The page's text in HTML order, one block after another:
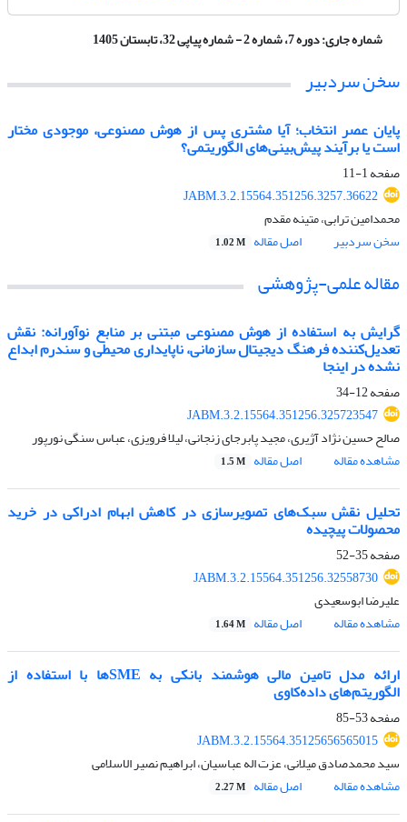
شماره جاری:دوره 7، شماره 2 - شماره پیاپی 32، تابستان 1405
سخن سردبیر
پایان عصر انتخاب؛ آیا مشتری پس از هوش مصنوعی، موجودی مختار
است یا برآیند پیش‌بینی‌های الگوریتمی؟
صفحه1-11
JABM.3.2.15564.351256.3257.36622
محمدامین ترابی، متینه مقدم
سخن سردبیر
اصل مقاله 1.02 M
مقاله علمی-پژوهشی
گرایش به استفاده از هوش مصنوعی مبتنی بر منابع نوآورانه: نقش
تعدیل‌کننده فرهنگ دیجیتال سازمانی، ناپایداری محیطی و سندرم ابداع
نشده در اینجا
صفحه12-34
JABM.3.2.15564.351256.325723547
صالح حسین نژاد آژیری، مجید پابرجای زنجانی، لیلا فرویزی، عباس سنگی نورپور
مشاهده مقاله
اصل مقاله 1.5 M
تحلیل نقش سبک‌های تصویرسازی در کاهش ابهام ادراکی در خرید
محصولات پیچیده
صفحه35-52
JABM.3.2.15564.351256.32558730
علیرضا ابوسعیدی
مشاهده مقاله
اصل مقاله 1.64 M
ارائه مدل تامین مالی هوشمند بانکی به SMEها با استفاده از
الگوریتم‌های داده‌کاوی
صفحه53-85
JABM.3.2.15564.35125656565015
سید محمدصادق میلانی، عزت اله عباسیان، ابراهیم نصیر الاسلامی
مشاهده مقاله
اصل مقاله 2.27 M